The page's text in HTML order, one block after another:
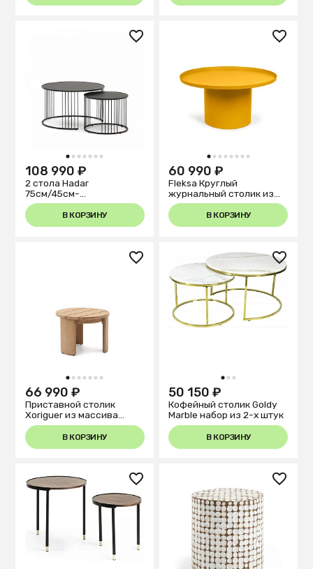
1 2 3 4 5 6 7
108 990 ₽
2 стола Hadar
75см/45см-
закал.стекло/металл
В КОРЗИНУ
1 2 3 4 5 6 7 8
60 990 ₽
Fleksa Круглый
журнальный столик из
горчичного металла Ø 72
см
В КОРЗИНУ
1 2 3 4 5 6 7
66 990 ₽
Приставной столик
Xoriguer из массива
эвкалипта Ø64,5 см
В КОРЗИНУ
1 2 3
50 150 ₽
Кофейный столик Goldy
Marble набор из 2-х штук
В КОРЗИНУ